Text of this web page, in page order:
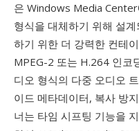
은 Windows Media
형식을 대체하기 위해 설
하기 위한 더 강력한 컨테
MPEG-2 또는 H.264 인코
디오 형식의 다중 오디오
이드 메타데이터, 복사 방
너는 타임 시프팅 기능을